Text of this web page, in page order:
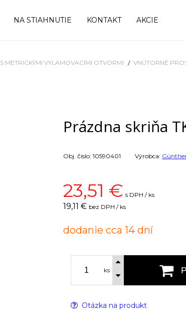
NA STIAHNUTIE KONTAKT AKCIE
S METRICKÝMI VYLAMOVACÍMI OTVORMI VNÚTORNÉ
Prázdna skriňa
Obj. čislo: 10590401 Výrobca:
23,51 € s DPH / ks
19,11 € bez DPH / ks
dodanie cca 14 dní
ks
Otázka na produkt